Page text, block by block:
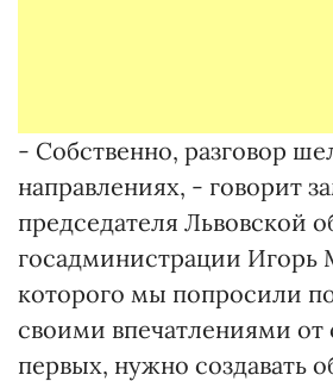
- Собственно, разговор
направлениях, - говорит
председателя Львовской
госадминистрации Игорь
которого мы попросили
своими впечатлениями
первых, нужно создавать